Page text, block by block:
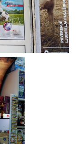
radosti I
budeš voljena i
je to moja
i kako ste se
jedna